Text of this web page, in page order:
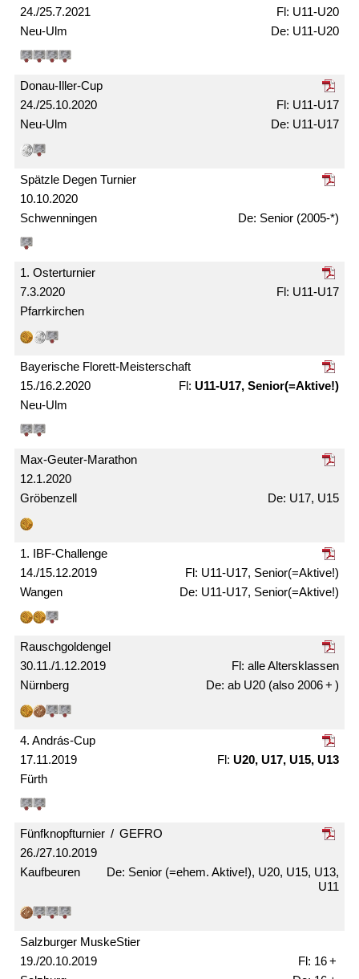
24./25.7.2021
Neu-Ulm
U11-U20
U11-U20
24./25.10.2020
Donau-Iller-Cup
Neu-Ulm
U11-U17
U11-U17
10.10.2020
Spätzle Degen Turnier
Schwenningen Senior (2005-*)
7.3.2020
1. Oster­turnier
Pfarrkirchen
U11-U17
15./16.2.2020
Bayerische Florett-Meister­schaft
Neu-Ulm
U11-U17, Senior(=Aktive!)
12.1.2020
Max-Geuter-Marathon
Gröbenzell U17, U15
14./15.12.2019
1. IBF-Challenge
Wangen
U11-U17, Senior(=Aktive!)
U11-U17, Senior(=Aktive!)
30.11./1.12.2019
Rausch­gold­engel
Nürnberg
alle Alters­klassen
ab U20 (also 2006 + )
17.11.2019
4. András-Cup
Fürth
U20, U17, U15, U13
26./27.10.2019
Fünfknopf­­turnier / GEFRO
Kaufbeuren
Senior (=ehem. Aktive!), U20, U15, U13,
U11
19./20.10.2019
Salzburger MuskeStier
16 +